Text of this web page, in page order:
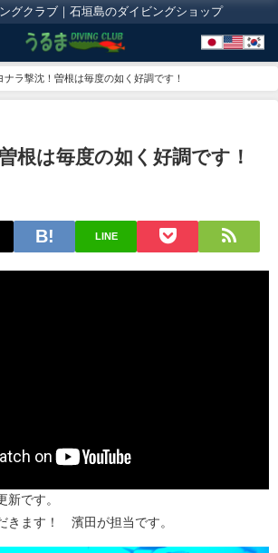
グクラブ｜石垣島のダイビングショップ
ナラ撃沈！曽根は毎度の如く好調です！
根は毎度の如く好調です！
LINE
新です。
きます！ 濱田が担当です。